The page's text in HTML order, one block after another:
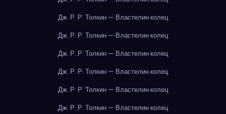
Дж. Р. Р. Толкин — Властелин колец
Дж. Р. Р. Толкин — Властелин колец
Дж. Р. Р. Толкин — Властелин колец
Дж. Р. Р. Толкин — Властелин колец
Дж. Р. Р. Толкин — Властелин колец
Дж. Р. Р. Толкин — Властелин колец